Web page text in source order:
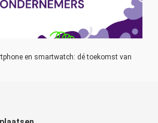
en smartwatch: dé toekomst van